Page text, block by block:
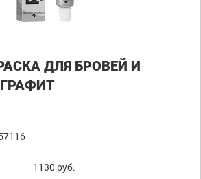
ДЛЯ БРОВЕЙ И
1130 руб.